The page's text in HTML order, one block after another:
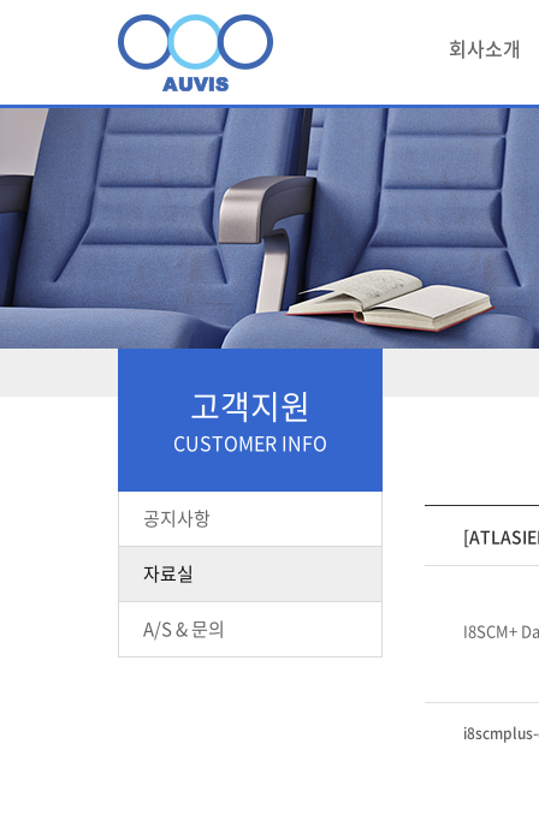
회사소개
고객지원
CUSTOMER INFO
공지사항
자료실
A/S & 문의 I8SCM+